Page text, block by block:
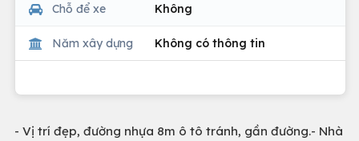
Chỗ để xe Không
Năm xây dựng Không có thông tin
- Vị trí đẹp, đường nhựa 8m ô tô tránh, gần đường.- Nhà